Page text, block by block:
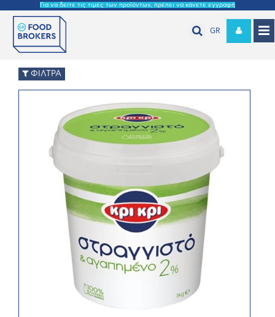
Για να δείτε τις τιμές των προϊόντων, πρέπει να κάνετε εγγραφή
GR
ΦΙΛΤΡΑ